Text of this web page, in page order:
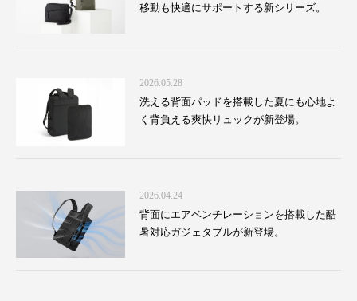
移動も快適にサポートする新シリーズ。
2026.05.28
洗える背面パッドを搭載した夏にも心地よ
く背負える爽快リュックが新登場。
2026.04.24
背面にエアベンチレーションを搭載した酷
暑対応ガジェタブルが新登場。